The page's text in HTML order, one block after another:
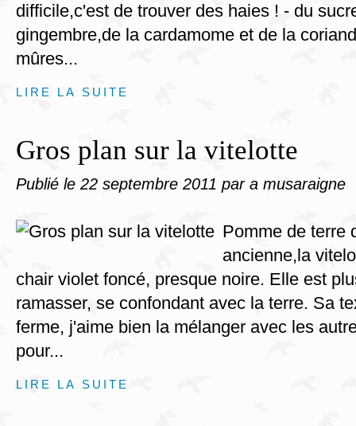
difficile,c'est de trouver des haies ! - du
gingembre,de la cardamome et de la
mûres...
LIRE LA SUITE
Gros plan sur la vitelotte
Publié le 22 septembre 2011 par a musaraigne
Pomme de terre
ancienne,la
chair violet foncé, presque noire. Elle est
ramasser, se confondant avec la terre. Sa
ferme, j'aime bien la mélanger avec les
pour...
LIRE LA SUITE